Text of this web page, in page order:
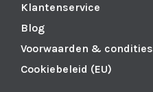
Klantenservice
Blog
Voorwaarden & condities
Cookiebeleid (EU)